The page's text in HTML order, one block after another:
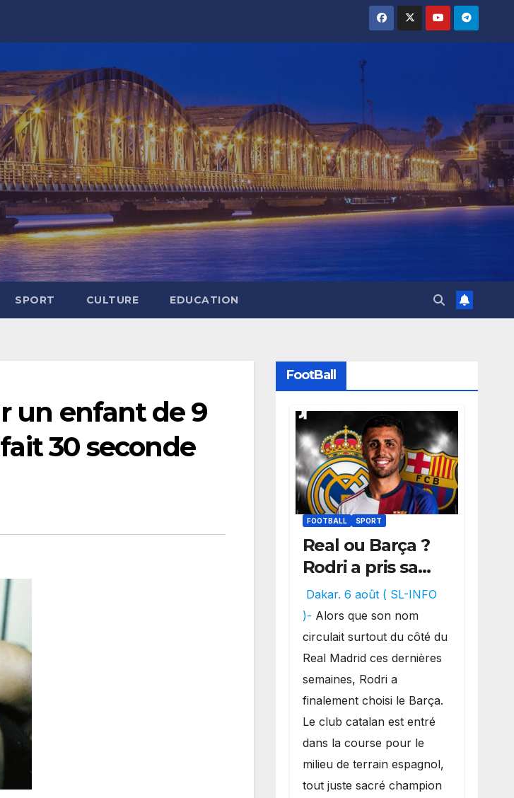
SPORT CULTURE EDUCATION
un enfant de 9
30 seconde
FootBall
FOOTBALL SPORT
Real ou Barça ?
Rodri a pris sa
décision, un
choix qui
pourrait faire
grand bruit sur
le marché des
transferts.
Dakar. 6 août ( SL-INFO
)- Alors que son nom
circulait surtout du côté du
Real Madrid ces dernières
semaines, Rodri a
finalement choisi le Barça.
Le club catalan est entré
dans la course pour le
milieu de terrain espagnol,
tout juste sacré champion